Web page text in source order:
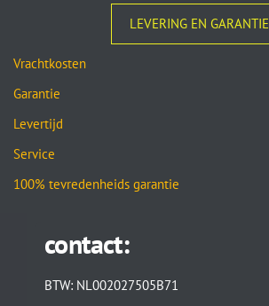
LEVERING EN GARANTIE
Vrachtkosten
Garantie
Levertijd
Service
100% tevredenheids garantie
contact:
BTW: NL002027505B71